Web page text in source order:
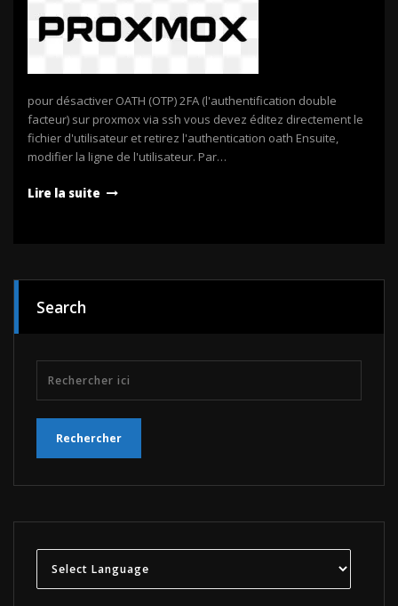
pour désactiver OATH (OTP) 2FA (l'authentification double
facteur) sur proxmox via ssh vous devez éditez directement le
fichier d'utilisateur et retirez l'authentication oath Ensuite,
modifier la ligne de l'utilisateur. Par…
Lire la suite
Search